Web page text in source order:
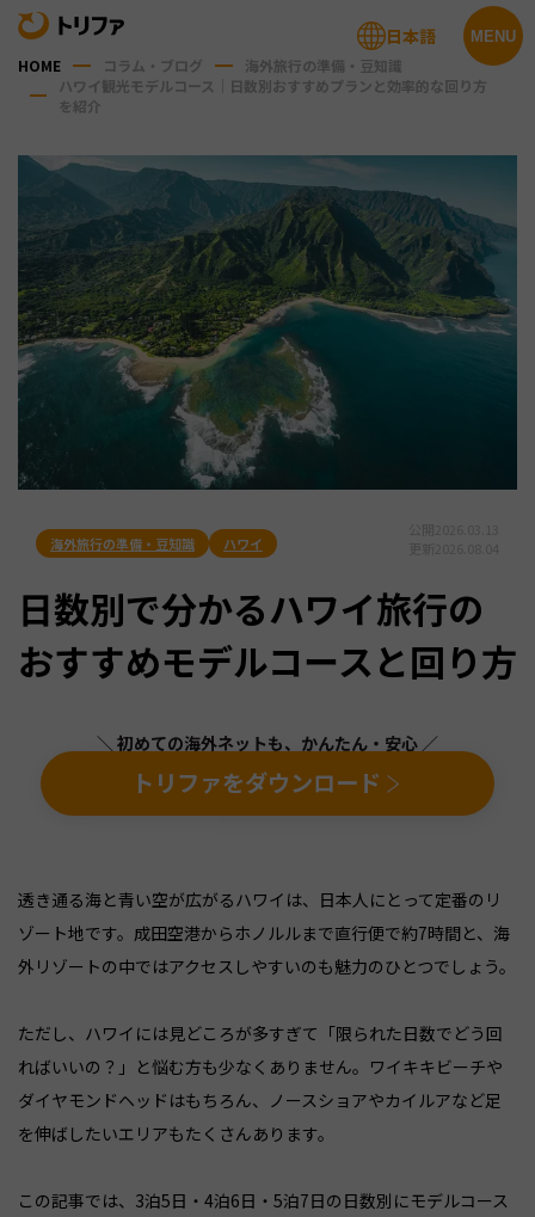
MENU
日本語
HOME コラム・ブログ
海外旅行の準備・豆知識
ハワイ観光モデルコース｜日数別おすすめプランと効率的な回り方
を紹介
海外旅行の準備・豆知識 ハワイ
日数別で分かるハワイ旅行の
おすすめモデルコースと回り方
＼ 初めての海外ネットも、かんたん・安心 ／
トリファをダウンロード
透き通る海と青い空が広がるハワイは、日本人にとって定番のリ
ゾート地です。成田空港からホノルルまで直行便で約7時間と、海
外リゾートの中ではアクセスしやすいのも魅力のひとつでしょう。
ただし、ハワイには見どころが多すぎて「限られた日数でどう回
ればいいの？」と悩む方も少なくありません。ワイキキビーチや
ダイヤモンドヘッドはもちろん、ノースショアやカイルアなど足
を伸ばしたいエリアもたくさんあります。
この記事では、3泊5日・4泊6日・5泊7日の日数別にモデルコース